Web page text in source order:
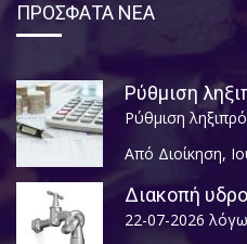
ΠΡΟΣΦΑΤΑ ΝΕΑ
Ρύθμιση
Ρύθμιση
Από Διοίκηση,
Διακοπή
22-07-2026